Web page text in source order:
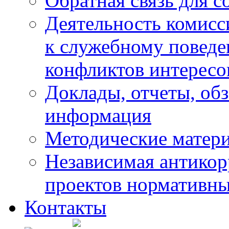
Деятельность
к служебному
конфликтов
Доклады, отчеты,
информация
Методические
Независимая
проектов
Контакты